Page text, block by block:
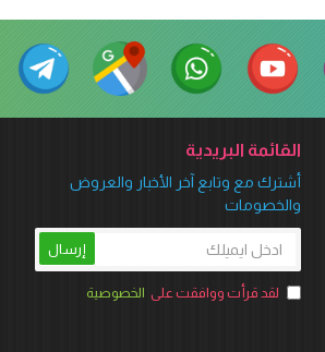
القائمة البريدية
أشترك مع وتابع آخر الأخبار والعروض
والخصومات
إرسال
لقد قرأت ووافقت على الخصوصية